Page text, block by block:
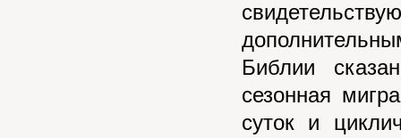
Библии
сезонная
суток и